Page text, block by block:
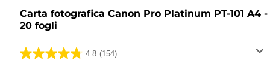
Carta fotografica Canon Pro Platinum PT-101 A4 -
20 fogli
4.8 (154)
4.8